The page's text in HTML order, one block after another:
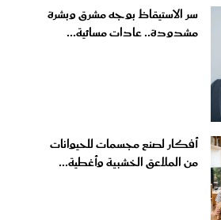
سر الاستيقاظ بوجه مشرق وبشرة
مشدودة.. عادات مسائية...
أفكار لصنع مجسمات للحيوانات
من الملاعق الخشبية وأغطية...